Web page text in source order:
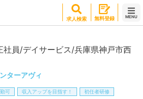
求人検索 無料登録 MENU
員/デイサービス/兵庫県神戸市西
ターアヴィ
可 収入アップを目指す！ 初任者研修